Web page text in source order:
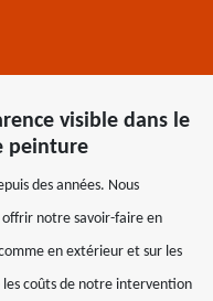
visible dans le
peinture
des années. Nous
notre savoir-faire en
en extérieur et sur les
coûts de notre intervention